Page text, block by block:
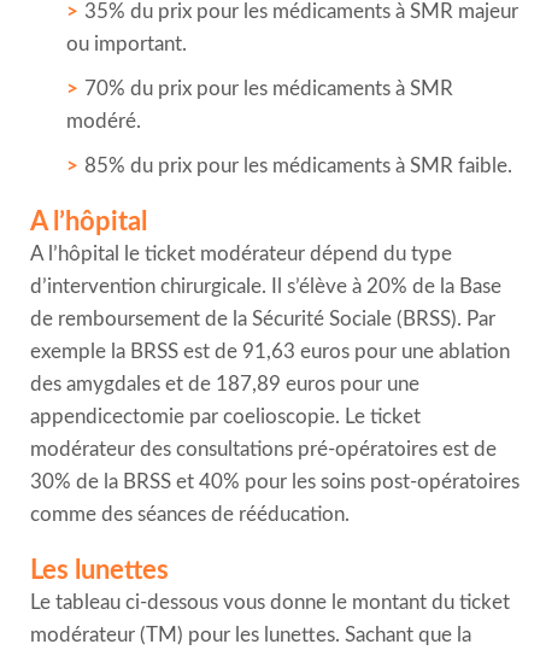
35% du prix pour les médicaments à SMR majeur
ou important.
70% du prix pour les médicaments à SMR
modéré.
85% du prix pour les médicaments à SMR faible.
A l’hôpital
A l’hôpital le ticket modérateur dépend du type
d’intervention chirurgicale. Il s’élève à 20% de la Base
de remboursement de la Sécurité Sociale (BRSS). Par
exemple la BRSS est de 91,63 euros pour une ablation
des amygdales et de 187,89 euros pour une
appendicectomie par coelioscopie. Le ticket
modérateur des consultations pré-opératoires est de
30% de la BRSS et 40% pour les soins post-opératoires
comme des séances de rééducation.
Les lunettes
Le tableau ci-dessous vous donne le montant du ticket
modérateur (TM) pour les lunettes. Sachant que la